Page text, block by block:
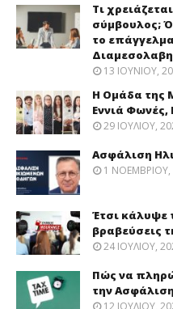
Τι
σύμβουλος;
το
13 ΙΟΥΝΊΟΥ,
Η Ομάδα της
Εννιά
29 ΙΟΥΛΊΟΥ,
Ασφάλιση
1 ΝΟΕΜΒΡΊΟΥ,
Έτσι κάλυψε
βραβεύσεις
24 ΙΟΥΛΊΟΥ,
Πώς να
την